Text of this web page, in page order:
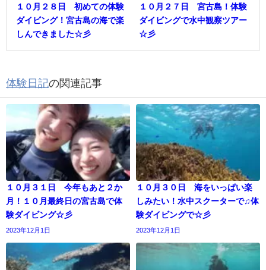
１０月２８日 初めての体験
ダイビング！宮古島の海で楽
しんできました☆彡
１０月２７日 宮古島！体験
ダイビングで水中観察ツアー
☆彡
体験日記の関連記事
１０月３１日 今年もあと２か
月！１０月最終日の宮古島で体
験ダイビング☆彡
2023年12月1日
１０月３０日 海をいっぱい楽
しみたい！水中スクーターで♫体
験ダイビングで☆彡
2023年12月1日